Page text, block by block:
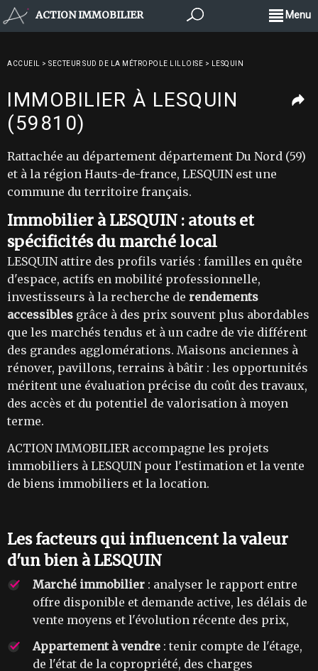
ACTION IMMOBILIER Menu
ACCUEIL > SECTEUR SUD DE LA MÉTROPOLE LILLOISE > LESQUIN
IMMOBILIER À LESQUIN
(59810)
Rattachée au département département Du Nord (59)
et à la région Hauts-de-france, LESQUIN est une
commune du territoire français.
Immobilier à LESQUIN : atouts et
spécificités du marché local
LESQUIN attire des profils variés : familles en quête
d'espace, actifs en mobilité professionnelle,
investisseurs à la recherche de rendements
accessibles grâce à des prix souvent plus abordables
que les marchés tendus et à un cadre de vie différent
des grandes agglomérations. Maisons anciennes à
rénover, pavillons, terrains à bâtir : les opportunités
méritent une évaluation précise du coût des travaux,
des accès et du potentiel de valorisation à moyen
terme.
ACTION IMMOBILIER accompagne les projets
immobiliers à LESQUIN pour l'estimation et la vente
de biens immobiliers et la location.
Les facteurs qui influencent la valeur
d'un bien à LESQUIN
Marché immobilier : analyser le rapport entre
offre disponible et demande active, les délais de
vente moyens et l'évolution récente des prix,
Appartement à vendre : tenir compte de l'étage,
de l'état de la copropriété, des charges